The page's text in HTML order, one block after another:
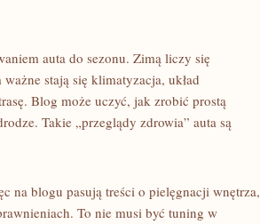
auta do sezonu. Zimą liczy się
stają się klimatyzacja, układ
Blog może uczyć, jak zrobić prostą
Takie „przeglądy zdrowia” auta są
na blogu pasują treści o pielęgnacji wnętrza,
To nie musi być tuning w